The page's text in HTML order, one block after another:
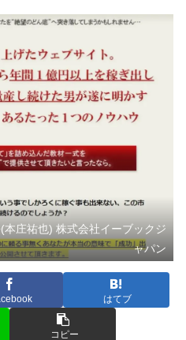
庄祐也) 株式会社イーブックジ
ャパン
はてブ
コピー